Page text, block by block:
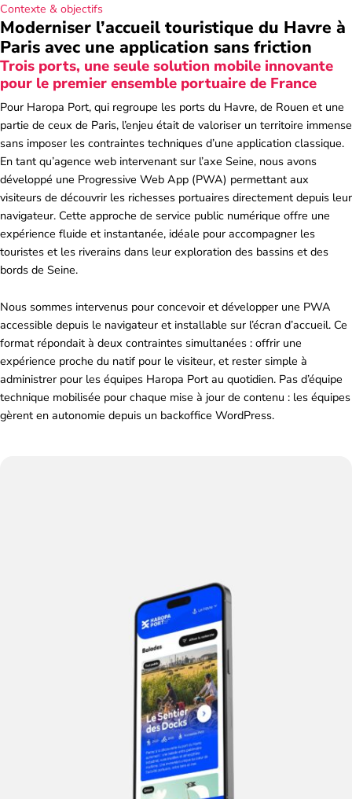
Contexte & objectifs
Moderniser l’accueil touristique du Havre à
Paris avec une application sans friction
Trois ports, une seule solution mobile innovante
pour le premier ensemble portuaire de France
Pour Haropa Port, qui regroupe les ports du Havre, de Rouen et une
partie de ceux de Paris, l’enjeu était de valoriser un territoire immense
sans imposer les contraintes techniques d’une application classique.
En tant qu’agence web intervenant sur l’axe Seine, nous avons
développé une Progressive Web App (PWA) permettant aux
visiteurs de découvrir les richesses portuaires directement depuis leur
navigateur. Cette approche de service public numérique offre une
expérience fluide et instantanée, idéale pour accompagner les
touristes et les riverains dans leur exploration des bassins et des
bords de Seine.
Nous sommes intervenus pour concevoir et développer une PWA
accessible depuis le navigateur et installable sur l’écran d’accueil. Ce
format répondait à deux contraintes simultanées : offrir une
expérience proche du natif pour le visiteur, et rester simple à
administrer pour les équipes Haropa Port au quotidien. Pas d’équipe
technique mobilisée pour chaque mise à jour de contenu : les équipes
gèrent en autonomie depuis un backoffice WordPress.